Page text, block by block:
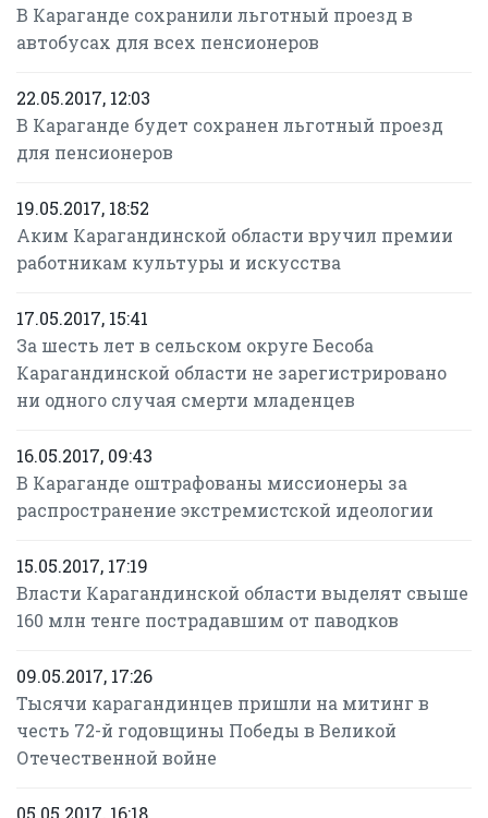
В Караганде сохранили льготный проезд в
автобусах для всех пенсионеров
22.05.2017, 12:03
В Караганде будет сохранен льготный проезд
для пенсионеров
19.05.2017, 18:52
Аким Карагандинской области вручил премии
работникам культуры и искусства
17.05.2017, 15:41
За шесть лет в сельском округе Бесоба
Карагандинской области не зарегистрировано
ни одного случая смерти младенцев
16.05.2017, 09:43
В Караганде оштрафованы миссионеры за
распространение экстремистской идеологии
15.05.2017, 17:19
Власти Карагандинской области выделят свыше
160 млн тенге пострадавшим от паводков
09.05.2017, 17:26
Тысячи карагандинцев пришли на митинг в
честь 72-й годовщины Победы в Великой
Отечественной войне
05.05.2017, 16:18